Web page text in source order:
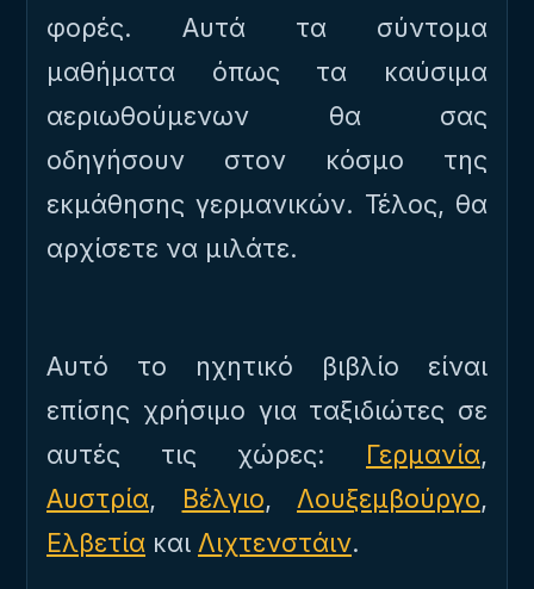
φορές. Αυτά τα σύντομα
μαθήματα όπως τα καύσιμα
αεριωθούμενων θα σας
οδηγήσουν στον κόσμο της
εκμάθησης γερμανικών. Τέλος, θα
αρχίσετε να μιλάτε.
Αυτό το ηχητικό βιβλίο είναι
επίσης χρήσιμο για ταξιδιώτες σε
αυτές τις χώρες: Γερμανία,
Αυστρία, Βέλγιο, Λουξεμβούργο,
Ελβετία και Λιχτενστάιν.